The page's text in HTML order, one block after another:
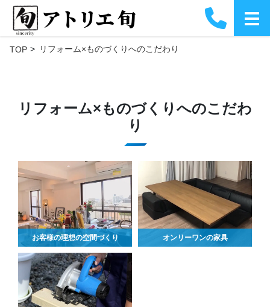
アトリエ 旬
TOP リフォーム×ものづくりへのこだわり
リフォーム×ものづくりへのこだわ
り
お客様の理想の空間づくり オンリーワンの家具